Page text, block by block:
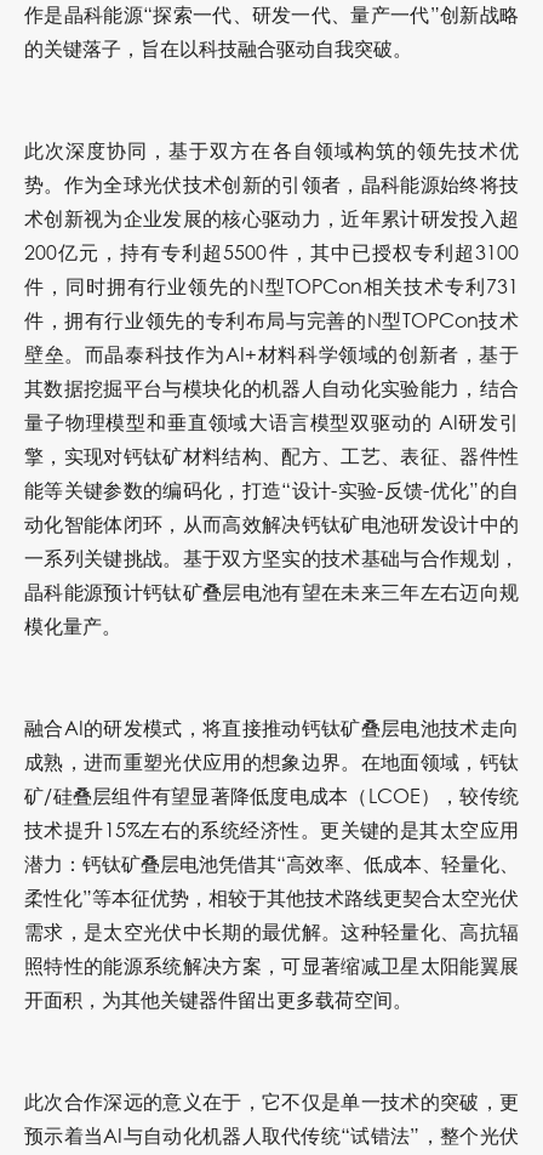
作是晶科能源“探索一代、研发一代、量产一代”创新战略
的关键落子，旨在以科技融合驱动自我突破。
此次深度协同，基于双方在各自领域构筑的领先技术优
势。作为全球光伏技术创新的引领者，晶科能源始终将技
术创新视为企业发展的核心驱动力，近年累计研发投入超
200亿元，持有专利超5500件，其中已授权专利超3100
件，同时拥有行业领先的N型TOPCon相关技术专利731
件，拥有行业领先的专利布局与完善的N型TOPCon技术
壁垒。而晶泰科技作为AI+材料科学领域的创新者，基于
其数据挖掘平台与模块化的机器人自动化实验能力，结合
量子物理模型和垂直领域大语言模型双驱动的 AI研发引
擎，实现对钙钛矿材料结构、配方、工艺、表征、器件性
能等关键参数的编码化，打造“设计-实验-反馈-优化”的自
动化智能体闭环，从而高效解决钙钛矿电池研发设计中的
一系列关键挑战。基于双方坚实的技术基础与合作规划，
晶科能源预计钙钛矿叠层电池有望在未来三年左右迈向规
模化量产。
融合AI的研发模式，将直接推动钙钛矿叠层电池技术走向
成熟，进而重塑光伏应用的想象边界。在地面领域，钙钛
矿/硅叠层组件有望显著降低度电成本（LCOE），较传统
技术提升15%左右的系统经济性。更关键的是其太空应用
潜力：钙钛矿叠层电池凭借其“高效率、低成本、轻量化、
柔性化”等本征优势，相较于其他技术路线更契合太空光伏
需求，是太空光伏中长期的最优解。这种轻量化、高抗辐
照特性的能源系统解决方案，可显著缩减卫星太阳能翼展
开面积，为其他关键器件留出更多载荷空间。
此次合作深远的意义在于，它不仅是单一技术的突破，更
预示着当AI与自动化机器人取代传统“试错法”，整个光伏